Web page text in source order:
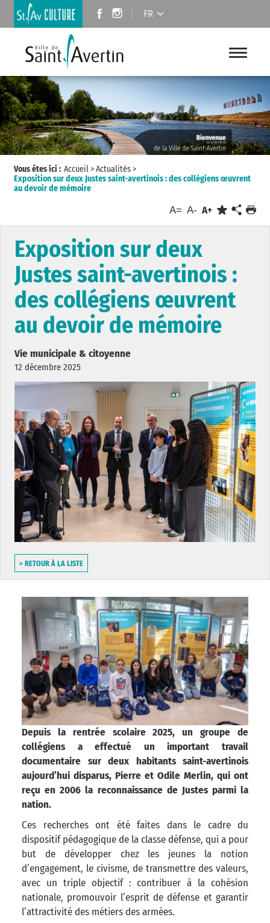
FR
Vous êtes ici : Accueil>Actualités>
Exposition sur deux Justes saint-avertinois : des collégiens œuvrent
au devoir de mémoire
A= A- A+
Exposition sur deux
Justes saint-avertinois :
des collégiens œuvrent
au devoir de mémoire
Vie municipale & citoyenne
12 décembre 2025
> RETOUR À LA LISTE
Depuis la rentrée scolaire 2025, un groupe de
collégiens a effectué un important travail
documentaire sur deux habitants saint-avertinois
aujourd’hui disparus, Pierre et Odile Merlin, qui ont
reçu en 2006 la reconnaissance de Justes parmi la
nation.
Ces recherches ont été faites dans le cadre du
dispositif pédagogique de la classe défense, qui a pour
but de développer chez les jeunes la notion
d’engagement, le civisme, de transmettre des valeurs,
avec un triple objectif : contribuer à la cohésion
nationale, promouvoir l’esprit de défense et garantir
l’attractivité des métiers des armées.